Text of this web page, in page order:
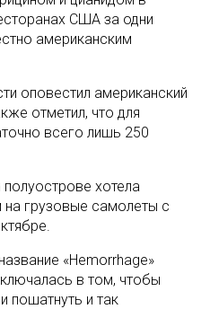
США за одни
американским
оповестил американский
отметил, что для
всего лишь 250
хотела
грузовые самолеты с
«Hemorrhage»
в том, чтобы
пошатнуть и так